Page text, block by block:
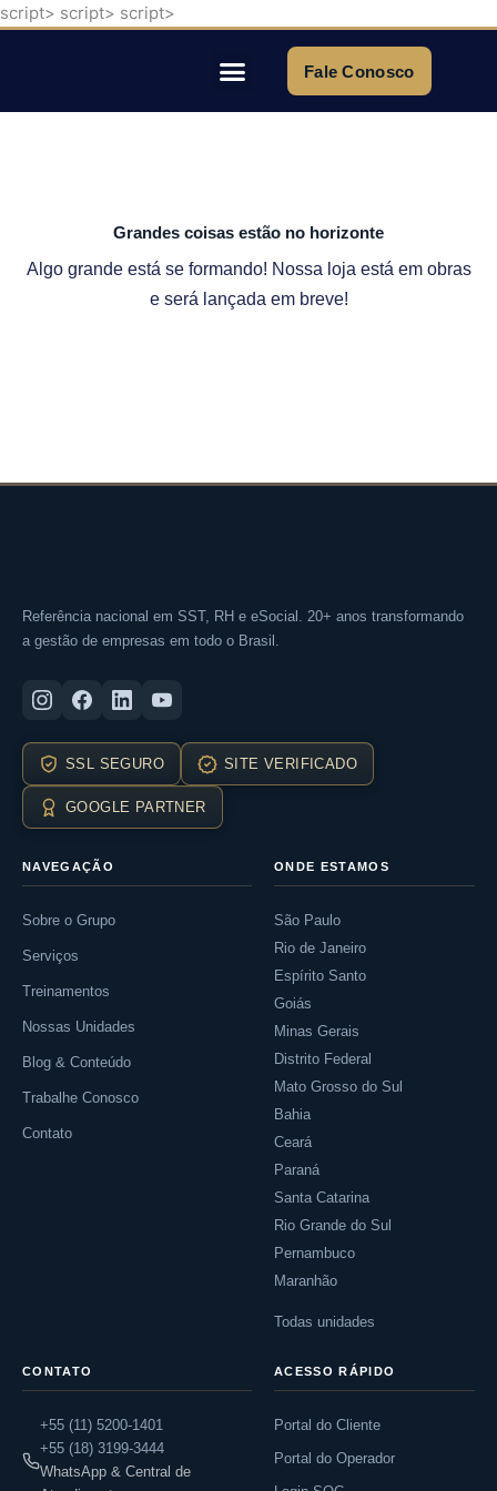
script> script> script>
Fale Conosco
Grandes coisas estão no horizonte
Algo grande está se formando! Nossa loja está em obras
e será lançada em breve!
Referência nacional em SST, RH e eSocial. 20+ anos transformando
a gestão de empresas em todo o Brasil.
SSL SEGURO SITE VERIFICADO
GOOGLE PARTNER
NAVEGAÇÃO
Sobre o Grupo
Serviços
Treinamentos
Nossas Unidades
Blog & Conteúdo
Trabalhe Conosco
Contato
ONDE ESTAMOS
São Paulo
Rio de Janeiro
Espírito Santo
Goiás
Minas Gerais
Distrito Federal
Mato Grosso do Sul
Bahia
Ceará
Paraná
Santa Catarina
Rio Grande do Sul
Pernambuco
Maranhão
Todas unidades
CONTATO
+55 (11) 5200-1401
+55 (18) 3199-3444
WhatsApp & Central de
ACESSO RÁPIDO
Portal do Cliente
Portal do Operador